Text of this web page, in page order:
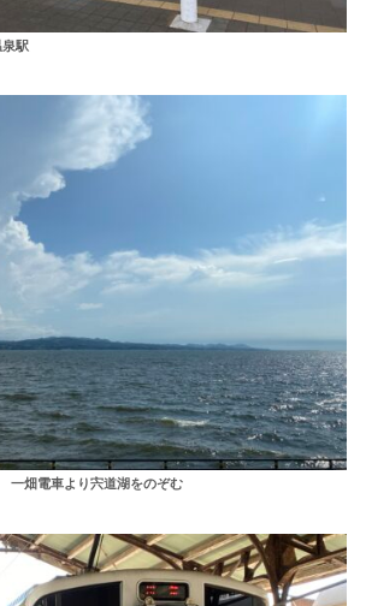
泉駅
一畑電車より宍道湖をのぞむ